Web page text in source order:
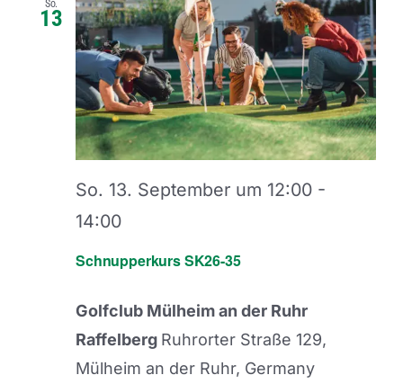
So.
13
Schnupperkurs SK26-35
So. 13. September um 12:00 -
14:00
Golfclub Mülheim an der Ruhr
Raffelberg Ruhrorter Straße 129,
Mülheim an der Ruhr, Germany